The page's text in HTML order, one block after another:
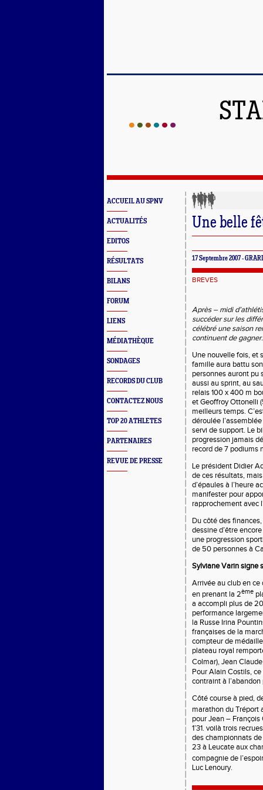
ACCUEIL AU SPNV
ACTUALITÉS
EDITOS
RÉSULTATS
BILANS
FORUM
LIENS
MÉDIATHÈQUE
SONDAGES
RECORDS DU CLUB
CONTACTEZ NOUS
TOP 20 ATHLETES
PARTENAIRES
REVUE DE PRESSE
Une belle
17 Septembre 2007 -
BREVES
Après – midi
succéder sur les
célébré une saison
continuent de
Une nouvelle fois, et
famille aura battu
personnes auront pu
aussi au sprint, au
relais 100 x 400 m
et Geoffroy Ottonelli
meilleurs temps.
déroulée
servi de support. Le
progression jamais
record de 7 podiums
Le président Didier
de ces résultats,
d’épaules à l’heure
manifester pour
rapprochement avec
Du côté des
dessine d’être
une progression
de 50 personnes à
Sylviane Varin signe
Arrivée au club en ce
en prenant la 2ème
a accompli plus de
performance
la Russe Irina
françaises de la
compteur de
plateau royal
Colmar), Jean
Pour Alain Costils,
contraint à
Côté course à pied,
marathon du Tréport
pour Jean – François
1’31. voilà trois
des championnats
23 à Leucate aux
compagnie de
Luc Lenoury.